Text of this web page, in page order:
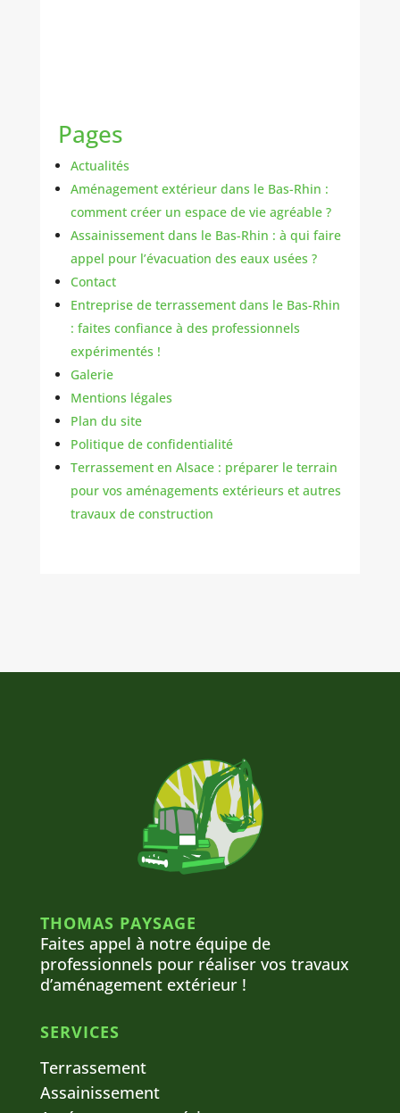
Pages
Actualités
Aménagement extérieur dans le Bas-Rhin :
comment créer un espace de vie agréable ?
Assainissement dans le Bas-Rhin : à qui faire
appel pour l’évacuation des eaux usées ?
Contact
Entreprise de terrassement dans le Bas-Rhin
: faites confiance à des professionnels
expérimentés !
Galerie
Mentions légales
Plan du site
Politique de confidentialité
Terrassement en Alsace : préparer le terrain
pour vos aménagements extérieurs et autres
travaux de construction
THOMAS PAYSAGE
Faites appel à notre équipe de
professionnels pour réaliser vos travaux
d’aménagement extérieur !
SERVICES
Terrassement
Assainissement